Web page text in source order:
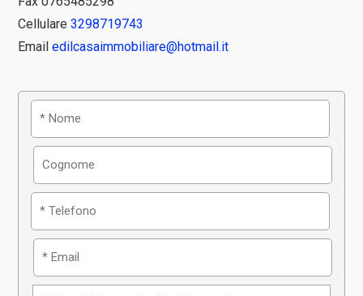
Cellulare 3298719743
Email edilcasaimmobiliare@hotmail.it